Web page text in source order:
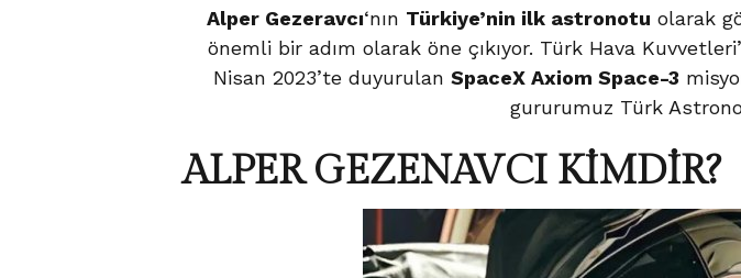
Alper Gezeravcı‘nın Türkiye’nin ilk astronotu olarak
önemli bir adım olarak öne çıkıyor. Türk Hava
Nisan 2023’te duyurulan SpaceX Axiom Space-3
gururumuz Türk
ALPER GEZENAVCI KİMDİR?